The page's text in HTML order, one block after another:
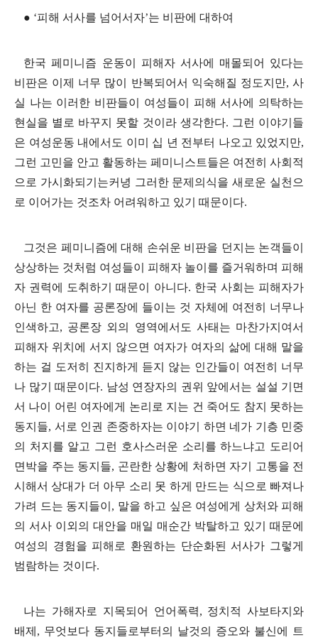
● ‘피해 서사를 넘어서자’는 비판에 대하여
한국 페미니즘 운동이 피해자 서사에 매몰되어 있다는
비판은 이제 너무 많이 반복되어서 익숙해질 정도지만,사
실 나는 이러한 비판들이 여성들이 피해 서사에 의탁하는
현실을 별로 바꾸지 못할 것이라 생각한다. 그런 이야기들
은 여성운동 내에서도 이미 십 년 전부터 나오고 있었지만,
그런 고민을 안고 활동하는 페미니스트들은 여전히 사회적
으로 가시화되기는커녕 그러한 문제의식을 새로운 실천으
로 이어가는 것조차 어려워하고 있기 때문이다.
그것은 페미니즘에 대해 손쉬운 비판을 던지는 논객들이
상상하는 것처럼 여성들이 피해자 놀이를 즐거워하며 피해
자 권력에 도취하기 때문이 아니다. 한국 사회는 피해자가
아닌 한 여자를 공론장에 들이는 것 자체에 여전히 너무나
인색하고, 공론장 외의 영역에서도 사태는 마찬가지여서
피해자 위치에 서지 않으면 여자가 여자의 삶에 대해 말을
하는 걸 도저히 진지하게 듣지 않는 인간들이 여전히 너무
나 많기 때문이다. 남성 연장자의 권위 앞에서는 설설 기면
서 나이 어린 여자에게 논리로 지는 건 죽어도 참지 못하는
동지들, 서로 인권 존중하자는 이야기 하면 네가 기층 민중
의 처지를 알고 그런 호사스러운 소리를 하느냐고 도리어
면박을 주는 동지들, 곤란한 상황에 처하면 자기 고통을 전
시해서 상대가 더 아무 소리 못 하게 만드는 식으로 빠져나
가려 드는 동지들이 , 말을 하고 싶은 여성에게 상처와 피해
의 서사 이외의 대안을 매일 매순간 박탈하고 있기 때문에
여성의 경험을 피해로 환원하는 단순화된 서사가 그렇게
범람하는 것이다.
나는 가해자로 지목되어 언어폭력, 정치적 사보타지와
배제 , 무엇보다 동지들로부터의 날것의 증오와 불신에 트